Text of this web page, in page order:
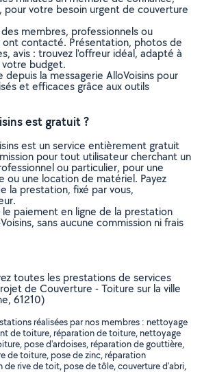
pour votre besoin urgent de couverture
membres, professionnels ou
ont contacté. Présentation, photos de
avis : trouvez l'offreur idéal, adapté à
budget.
depuis la messagerie AlloVoisins pour
et efficaces grâce aux outils
est gratuit ?
est un service entièrement gratuit
pour tout utilisateur cherchant un
ou particulier, pour une
ou une location de matériel. Payez
la prestation, fixé par vous,
le paiement en ligne de la prestation
sans aucune commission ni frais
toutes les prestations de services
de Couverture - Toiture sur la ville
61210)
réalisées par nos membres : nettoyage
de toiture, réparation de toiture, nettoyage
pose d'ardoises, réparation de gouttière,
de toiture, pose de zinc, réparation
rive de toit, pose de tôle, couverture d'abri,